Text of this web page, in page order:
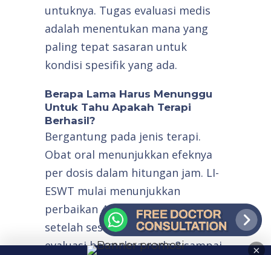
untuknya. Tugas evaluasi medis
adalah menentukan mana yang
paling tepat sasaran untuk
kondisi spesifik yang ada.
Berapa Lama Harus Menunggu
Untuk Tahu Apakah Terapi
Berhasil?
Bergantung pada jenis terapi.
Obat oral menunjukkan efeknya
per dosis dalam hitungan jam. LI-
ESWT mulai menunjukkan
perbaikan 4 sampai 6 minggu
setelah sesi pertama, dengan
evaluasi bermakna pada 8 sampai
×